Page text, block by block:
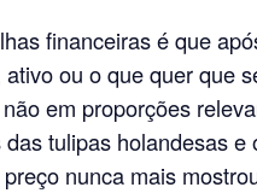
financeiras é que
ou o que quer que
em proporções
tulipas holandesas e
nunca mais